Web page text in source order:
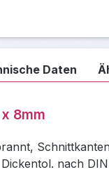
Daten
8mm
nach